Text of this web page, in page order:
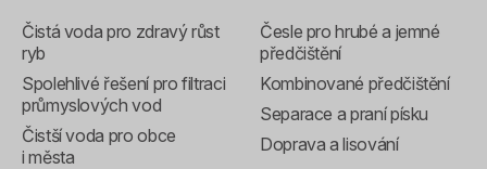
Čistá voda pro zdravý růst
ryb
Spolehlivé řešení pro filtraci
průmyslových vod
Čistší voda pro obce
i města
Česle pro hrubé a jemné
předčištění
Kombinované předčištění
Separace a praní písku
Doprava a lisování